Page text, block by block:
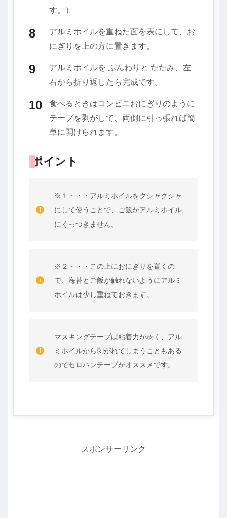
す。）
アルミホイルを重ねた面を表にして、お
にぎりを上の方に置きます。
アルミホイルを ふんわりと たたみ、左
右から折り返したら完成です。
食べるときはコンビニおにぎりのように
テープを剥がして、両側に引っ張れば簡
単に開けられます。
ポイント
※１・・・アルミホイルをクシャクシャ
にして使うことで、ご飯がアルミホイル
にくっつきません。
※２・・・この上におにぎりを置くの
で、海苔とご飯が触れないようにアルミ
ホイルは少し重ねておきます。
マスキングテープは粘着力が弱く、アル
ミホイルから剥がれてしまうこともある
のでセロハンテープがオススメです。
スポンサーリンク